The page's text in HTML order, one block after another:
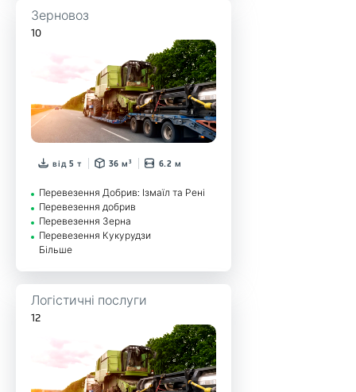
Зерновоз
10
від 5 т 36 м³ 6.2 м
Перевезення Добрив: Ізмаїл та Рені
Перевезення добрив
Перевезення Зерна
Перевезення Кукурудзи
Більше
Логістичні послуги
12